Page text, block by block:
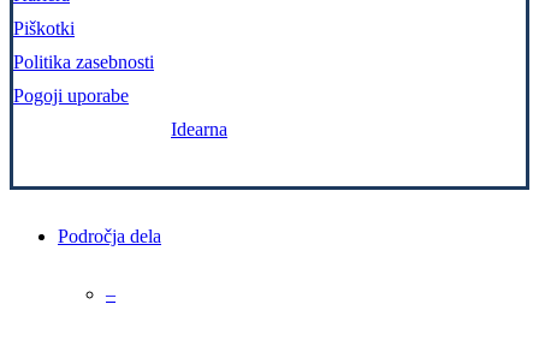
Piškotki
Politika zasebnosti
Pogoji uporabe
Idearna
Close
Področja dela
–